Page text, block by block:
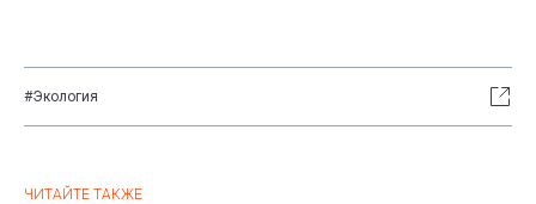
#Экология
ЧИТАЙТЕ ТАКЖЕ